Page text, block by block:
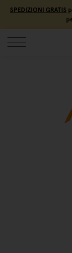
SPEDIZIONI GRATIS